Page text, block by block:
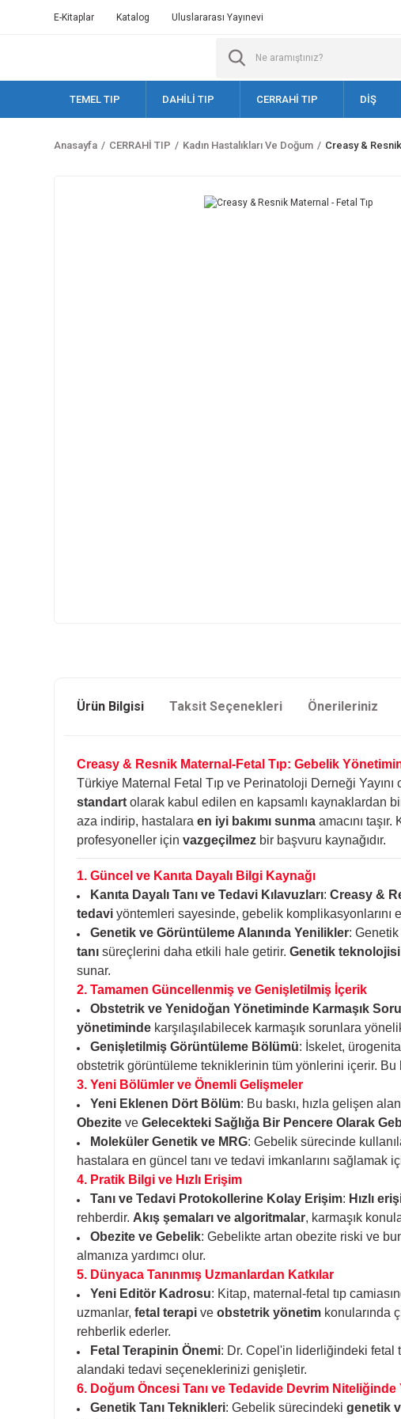
E-Kitaplar Katalog Uluslararası Yayınevi
TEMEL TIP DAHİLİ TIP CERRAHİ TIP DİŞ
Anasayfa CERRAHİ TIP Kadın Hastalıkları Ve Doğum Creasy &
Ürün Bilgisi Taksit Seçenekleri Önerileriniz
Creasy & Resnik Maternal-Fetal Tıp: Gebelik
Türkiye Maternal Fetal Tıp ve Perinatoloji Derneği Yayını
standart olarak kabul edilen en kapsamlı kaynaklardan
aza indirip, hastalara en iyi bakımı sunma amacını
profesyoneller için vazgeçilmez bir başvuru kaynağıdır.
1. Güncel ve Kanıta Dayalı Bilgi Kaynağı
Kanıta Dayalı Tanı ve Tedavi Kılavuzları: Creasy &
tedavi yöntemleri sayesinde, gebelik
Genetik ve Görüntüleme Alanında Yenilikler:
tanı süreçlerini daha etkili hale getirir. Genetik
sunar.
2. Tamamen Güncellenmiş ve Genişletilmiş İçerik
Obstetrik ve Yenidoğan Yönetiminde Karmaşık
yönetiminde karşılaşılabilecek karmaşık sorunlara
Genişletilmiş Görüntüleme Bölümü: İskelet,
obstetrik görüntüleme tekniklerinin tüm yönlerini içerir.
3. Yeni Bölümler ve Önemli Gelişmeler
Yeni Eklenen Dört Bölüm: Bu baskı, hızla gelişen
Obezite ve Gelecekteki Sağlığa Bir Pencere Olarak
Moleküler Genetik ve MRG: Gebelik sürecinde
hastalara en güncel tanı ve tedavi imkanlarını sağlamak
4. Pratik Bilgi ve Hızlı Erişim
Tanı ve Tedavi Protokollerine Kolay Erişim: Hızlı
rehberdir. Akış şemaları ve algoritmalar, karmaşık
Obezite ve Gebelik: Gebelikte artan obezite riski ve
almanıza yardımcı olur.
5. Dünyaca Tanınmış Uzmanlardan Katkılar
Yeni Editör Kadrosu: Kitap, maternal-fetal tıp
uzmanlar, fetal terapi ve obstetrik yönetim konularında
rehberlik ederler.
Fetal Terapinin Önemi: Dr. Copel'in liderliğindeki fetal
alandaki tedavi seçeneklerinizi genişletir.
6. Doğum Öncesi Tanı ve Tedavide Devrim Niteliğinde
Genetik Tanı Teknikleri: Gebelik sürecindeki genetik